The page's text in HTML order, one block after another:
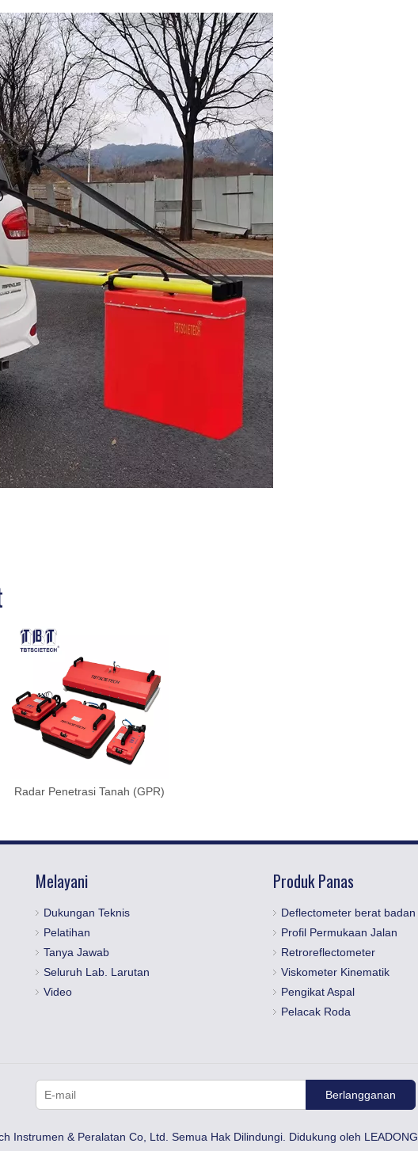
Radar Penetrasi Tanah (GPR)
Melayani
Dukungan Teknis
Pelatihan
Tanya Jawab
Seluruh Lab. Larutan
Video
Produk Panas
Deflectometer berat badan
Profil Permukaan Jalan
Retroreflectometer
Viskometer Kinematik
Pengikat Aspal
Pelacak Roda
Berlangganan
Instrumen & Peralatan Co, Ltd. Semua Hak Dilindungi. Didukung oleh LEADONG